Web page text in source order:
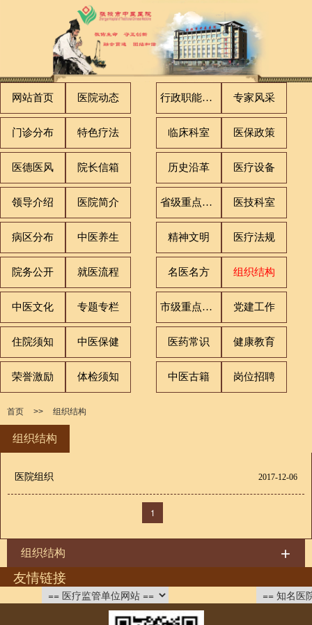
网站首页 医院动态 行政职能科室 专家风采
门诊分布 特色疗法 临床科室 医保政策
医德医风 院长信箱 历史沿革 医疗设备
领导介绍 医院简介 省级重点专科 医技科室
病区分布 中医养生 精神文明 医疗法规
院务公开 就医流程 名医名方 组织结构
中医文化 专题专栏 市级重点专科 党建工作
住院须知 中医保健 医药常识 健康教育
荣誉激励 体检须知 中医古籍 岗位招聘
首页 >> 组织结构
组织结构
医院组织 2017-12-06
1
组织结构
友情链接